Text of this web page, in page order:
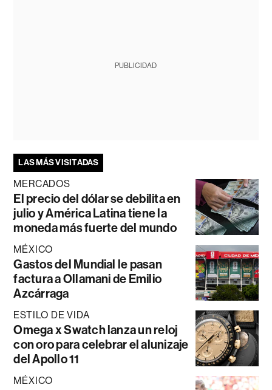
PUBLICIDAD
LAS MÁS VISITADAS
MERCADOS
El precio del dólar se debilita en
julio y América Latina tiene la
moneda más fuerte del mundo
MÉXICO
Gastos del Mundial le pasan
factura a Ollamani de Emilio
Azcárraga
ESTILO DE VIDA
Omega x Swatch lanza un reloj
con oro para celebrar el alunizaje
del Apollo 11
MÉXICO